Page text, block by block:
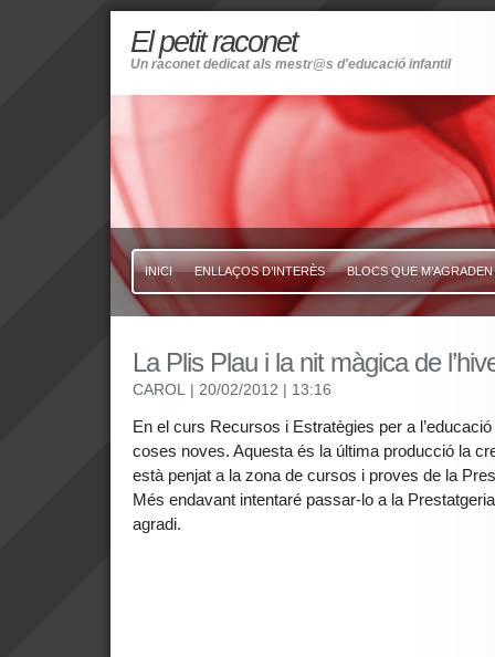
El petit raconet
Un raconet dedicat als mestr@s d'educació infantil
INICI ENLLAÇOS D’INTERÈS BLOCS QUE M’AGRADEN
La Plis Plau i la nit màgica de
CAROL | 20/02/2012 | 13:16
En el curs Recursos i Estratègies per a
coses noves. Aquesta és la última producció la
està penjat a la zona de cursos i proves de la
Més endavant intentaré passar-lo a la
agradi.